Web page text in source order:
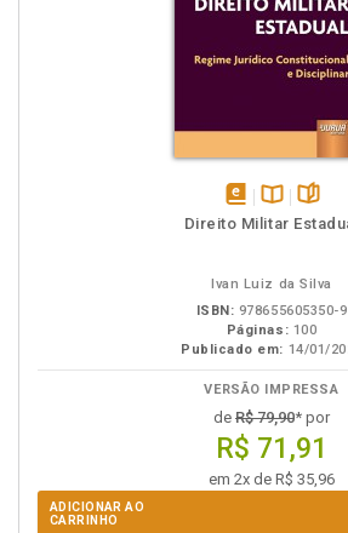
disponívelDisponível
Direito Militar
Ivan Luiz da Silva
ISBN: 978655605350-9
Páginas: 100
Publicado em: 14/01/
VERSÃO IMPRESSA
de R$ 79,90* por
R$ 71,91
em 2x de R$ 35,96
ADICIONAR AO
CARRINHO